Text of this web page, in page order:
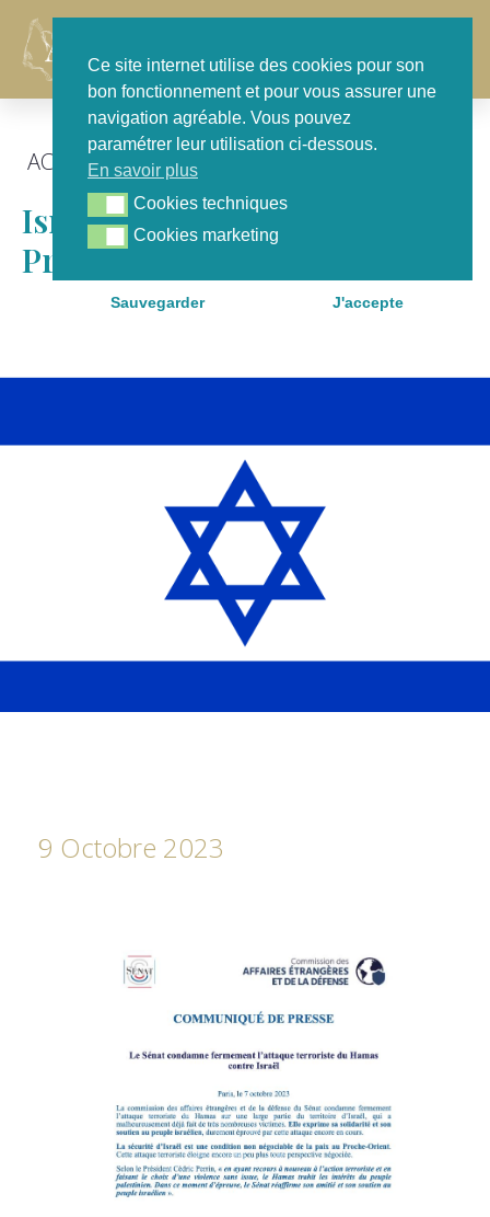
ACTU GÉNÉRALE,
Israël : Communiqué De
Presse
9 Octobre 2023
Ce site internet utilise des cookies pour son
bon fonctionnement et pour vous assurer une
navigation agréable. Vous pouvez
paramétrer leur utilisation ci-dessous.
En savoir plus
Cookies techniques
Cookies techniques
Cookies marketing
Cookies marketing
Sauvegarder J'accepte